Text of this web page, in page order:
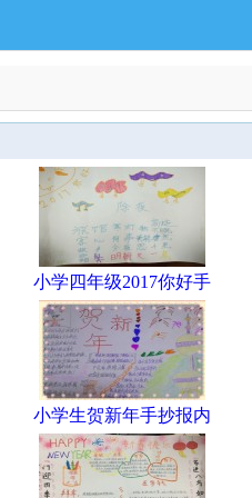
小学四年级2017你好手
小学生贺新年手抄报内